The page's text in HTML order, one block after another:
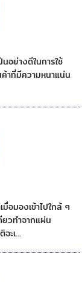
อย่างดีในการใช้
าที่มีความหนาแน่น
อมองเข้าไปใกล้ ๆ
วทำจากแผ่น
ะเ...